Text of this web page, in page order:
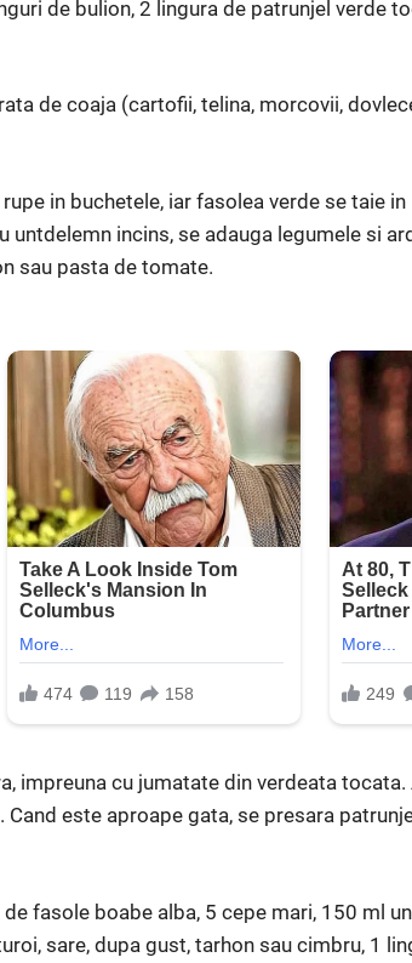
de bulion, 2 lingura de patrunjel verde
de coaja (cartofii, telina, morcovii,
in buchetele, iar fasolea verde se taie
incins, se adauga legumele si
sau pasta de tomate.
impreuna cu jumatate din verdeata
este aproape gata, se presara
fasole boabe alba, 5 cepe mari, 150 ml
sare, dupa gust, tarhon sau cimbru, 1